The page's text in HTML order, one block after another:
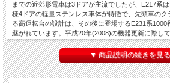
までの近郊形電車は3ドアが主流でしたが、E217系
様4ドアの軽量ステンレス車体が特徴で、先頭車のク
る高運転台の設計は、その後に登場するE231系1000
継がれています。平成20年(2008)の機器更新に際し
グリーン車の台車ヨーダンパを撤去、現在も後継の
を続けています。
▼ 商品説明の続きを見